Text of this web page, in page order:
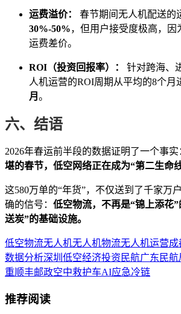
运费溢价：
春节期间无人机配送的
30%-50%，但用户接受度极高，因
运费差价。
ROI（投资回报率）：
针对跨海、
人机运营的ROI周期从平均的8个月
月 。
六、结语
2026年春运前半段的数据证明了一个事实
堪的春节，低空网络正在成为“第二生命
这580万单的“年货”，不仅送到了千家万
确的信号： 低空物流，不再是“锦上添花
送炭”的基础设施。
低空物流无人机无人机物流无人机运营成
数据分析深圳 低空经济投资 民航广东 民航
重顺丰邮政空中救护车AI应急冷链
推荐阅读